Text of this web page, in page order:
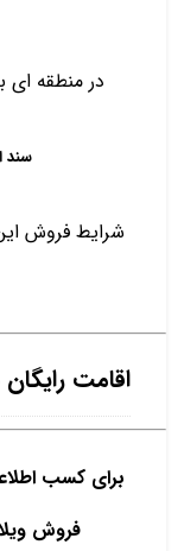
در منطقه ای
سند
اقامت رایگان
برای کسب
فروش